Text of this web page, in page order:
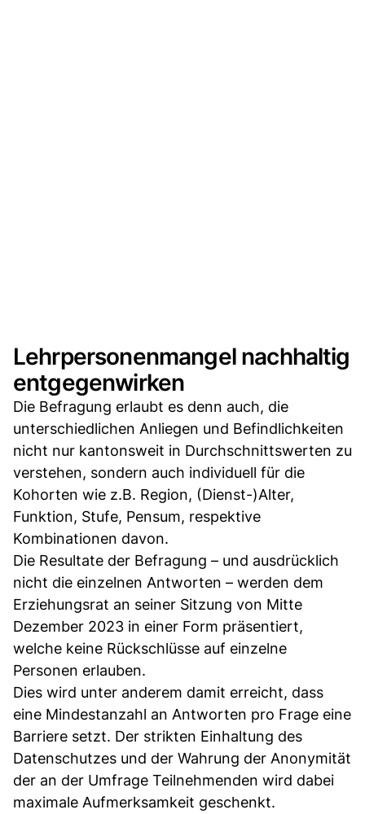
Lehrpersonenmangel nachhaltig
entgegenwirken
Die Befragung erlaubt es denn auch, die
unterschiedlichen Anliegen und Befindlichkeiten
nicht nur kantonsweit in Durchschnittswerten zu
verstehen, sondern auch individuell für die
Kohorten wie z.B. Region, (Dienst-)Alter,
Funktion, Stufe, Pensum, respektive
Kombinationen davon.
Die Resultate der Befragung – und ausdrücklich
nicht die einzelnen Antworten – werden dem
Erziehungsrat an seiner Sitzung von Mitte
Dezember 2023 in einer Form präsentiert,
welche keine Rückschlüsse auf einzelne
Personen erlauben.
Dies wird unter anderem damit erreicht, dass
eine Mindestanzahl an Antworten pro Frage eine
Barriere setzt. Der strikten Einhaltung des
Datenschutzes und der Wahrung der Anonymität
der an der Umfrage Teilnehmenden wird dabei
maximale Aufmerksamkeit geschenkt.